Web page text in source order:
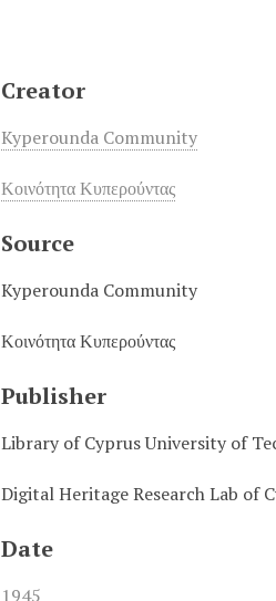
Creator
Kyperounda Community
Κοινότητα Κυπερούντας
Source
Kyperounda Community
Κοινότητα Κυπερούντας
Publisher
Library of Cyprus University of
Digital Heritage Research Lab of
Date
1945